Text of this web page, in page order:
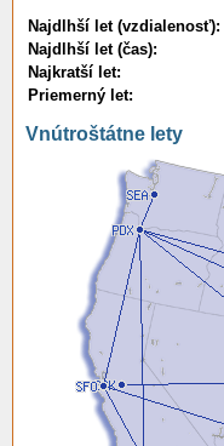
Najdlhší let (vzdialenosť):
Najdlhší let (čas):
Najkratší let:
Priemerný let:
Vnútroštátne lety